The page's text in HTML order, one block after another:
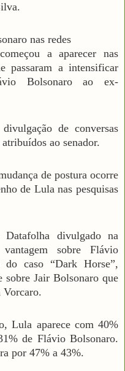
nas redes
a aparecer nas
passaram a intensificar
Bolsonaro ao ex-
de conversas
ao senador.
de postura ocorre
de Lula nas pesquisas
Datafolha divulgado na
sobre Flávio
do caso “Dark Horse”,
Jair Bolsonaro que
Vorcaro.
Lula aparece com 40%
de Flávio Bolsonaro.
por 47% a 43%.